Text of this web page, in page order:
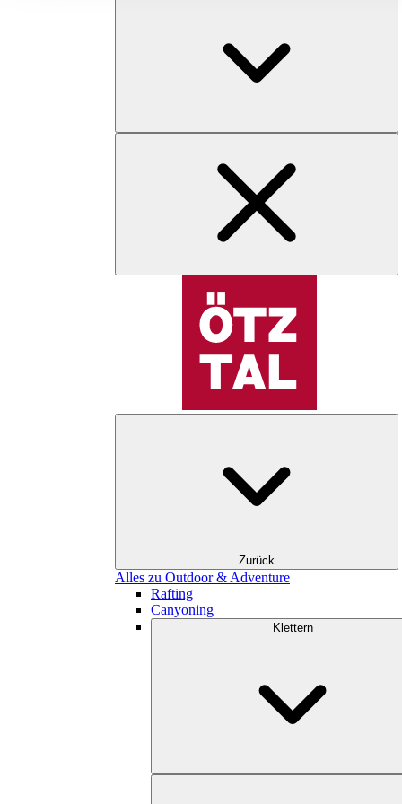
Zurück
Alles zu Outdoor & Adventure
Rafting
Canyoning
Klettern